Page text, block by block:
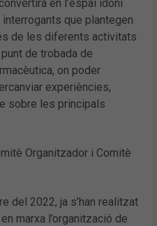
en l’espai idoni
que plantegen
de les diferents activitats
de trobada de
on poder
experiències,
sobre les principals
Organitzador i Comitè
del 2022, ja s’han realitzat
marxa l’organització de